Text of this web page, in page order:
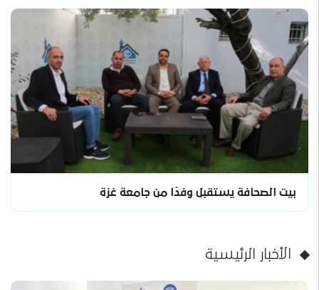
بيت الصحافة يستقبل وفدًا من جامعة غزة
الأخبار الرئيسية